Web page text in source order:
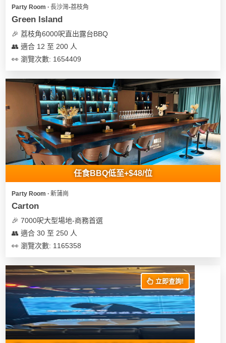
Party Room ∙ 長沙灣-荔枝角
Green Island
🎉 荔枝角6000呎直出露台BBQ
👥 適合 12 至 200 人
👀 瀏覽次數: 1654409
任食BBQ低至+$48/位
Party Room ∙ 新蒲崗
Carton
🎉 7000呎大型場地-商務首選
👥 適合 30 至 250 人
👀 瀏覽次數: 1165358
立即查詢!